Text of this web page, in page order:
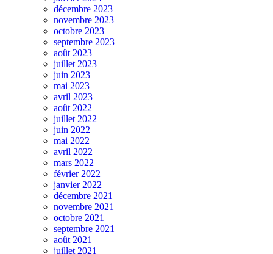
décembre 2023
novembre 2023
octobre 2023
septembre 2023
août 2023
juillet 2023
juin 2023
mai 2023
avril 2023
août 2022
juillet 2022
juin 2022
mai 2022
avril 2022
mars 2022
février 2022
janvier 2022
décembre 2021
novembre 2021
octobre 2021
septembre 2021
août 2021
juillet 2021